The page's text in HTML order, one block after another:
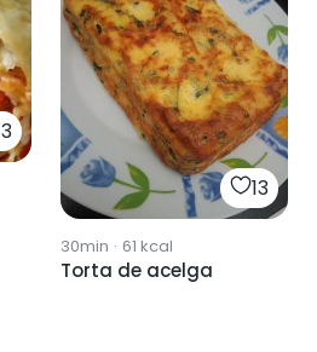
13
30min · 61 kcal
Torta de acelga